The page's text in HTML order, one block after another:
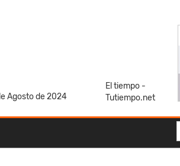
Agosto de 2024
El tiempo -
Tutiempo.net